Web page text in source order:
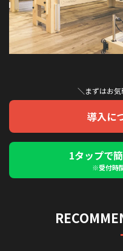
＼まずはお
導入に
1タップで
※受付時